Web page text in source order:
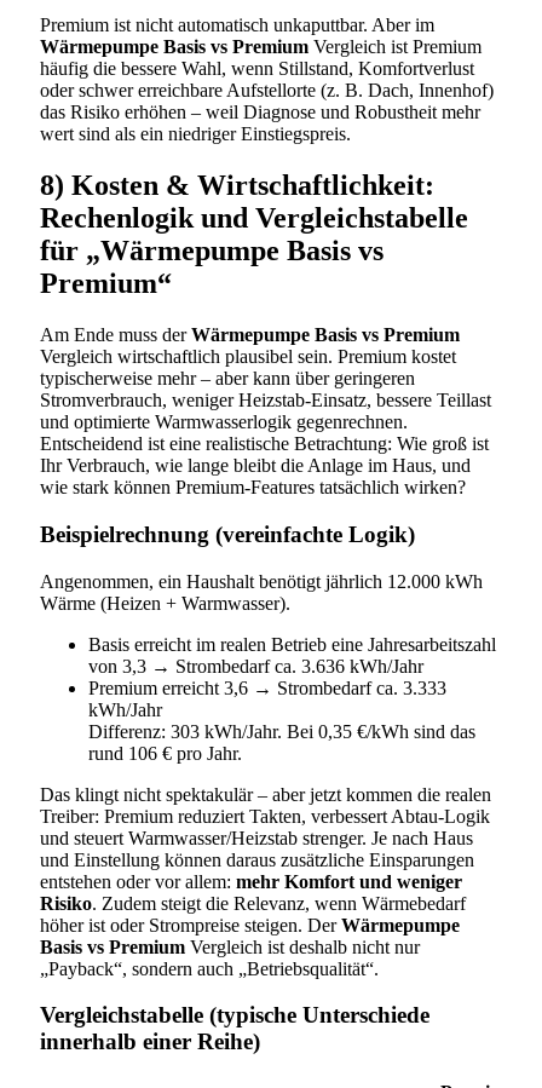
Premium ist nicht automatisch unkaputtbar. Aber im
Wärmepumpe Basis vs Premium Vergleich ist Premium
häufig die bessere Wahl, wenn Stillstand, Komfortverlust
oder schwer erreichbare Aufstellorte (z. B. Dach, Innenhof)
das Risiko erhöhen – weil Diagnose und Robustheit mehr
wert sind als ein niedriger Einstiegspreis.
8) Kosten & Wirtschaftlichkeit:
Rechenlogik und Vergleichstabelle
für „Wärmepumpe Basis vs
Premium“
Am Ende muss derWärmepumpe Basis vs Premium
Vergleich wirtschaftlich plausibel sein. Premium kostet
typischerweise mehr – aber kann über geringeren
Stromverbrauch, weniger Heizstab-Einsatz, bessere Teillast
und optimierte Warmwasserlogik gegenrechnen.
Entscheidend ist eine realistische Betrachtung: Wie groß ist
Ihr Verbrauch, wie lange bleibt die Anlage im Haus, und
wie stark können Premium-Features tatsächlich wirken?
Beispielrechnung (vereinfachte Logik)
Angenommen, ein Haushalt benötigt jährlich 12.000 kWh
Wärme (Heizen + Warmwasser).
Basis erreicht im realen Betrieb eine Jahresarbeitszahl
von 3,3 → Strombedarf ca. 3.636 kWh/Jahr
Premium erreicht 3,6 → Strombedarf ca. 3.333
kWh/Jahr
Differenz: 303 kWh/Jahr. Bei 0,35 €/kWh sind das
rund 106 € pro Jahr.
Das klingt nicht spektakulär – aber jetzt kommen die realen
Treiber: Premium reduziert Takten, verbessert Abtau-Logik
und steuert Warmwasser/Heizstab strenger. Je nach Haus
und Einstellung können daraus zusätzliche Einsparungen
entstehen oder vor allem: mehr Komfort und weniger
Risiko. Zudem steigt die Relevanz, wenn Wärmebedarf
höher ist oder Strompreise steigen. DerWärmepumpe
Basis vs Premium Vergleich ist deshalb nicht nur
„Payback“, sondern auch „Betriebsqualität“.
Vergleichstabelle (typische Unterschiede
innerhalb einer Reihe)